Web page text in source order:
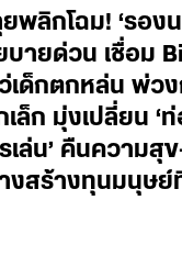
พลิกโฉม! ‘รอง
บายด่วน เชื่อม
เด็กตกหล่น พ่ว
ล็ก มุ่งเปลี่ยน ‘ท่
เล่น’ คืนความสุ
งสร้างทุนมนุษย์